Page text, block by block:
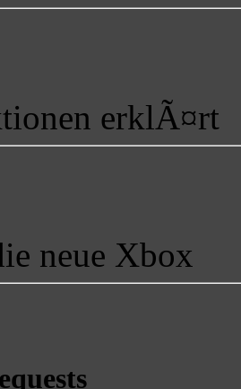
erklÃ¤rt
neue Xbox